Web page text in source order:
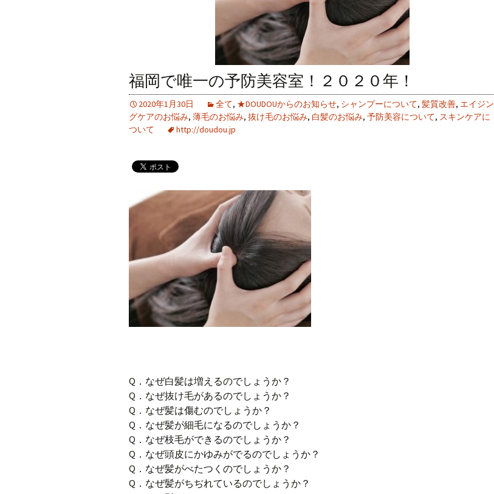
福岡で唯一の予防美容室！２０２０年！
2020年1月30日 全て, ★DOUDOUからのお知らせ, シャンプーについて, 髪質改善, エイジン
グケアのお悩み, 薄毛のお悩み, 抜け毛のお悩み, 白髪のお悩み, 予防美容について, スキンケアに
ついて
http://doudou.jp
Q．なぜ白髪は増えるのでしょうか？
Q．なぜ抜け毛があるのでしょうか？
Q．なぜ髪は傷むのでしょうか？
Q．なぜ髪が細毛になるのでしょうか？
Q．なぜ枝毛ができるのでしょうか？
Q．なぜ頭皮にかゆみがでるのでしょうか？
Q．なぜ髪がべたつくのでしょうか？
Q．なぜ髪がちぢれているのでしょうか？